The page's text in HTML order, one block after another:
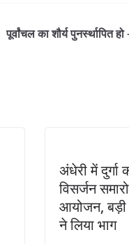
पूर्वांचल का शौर्य पुनर्स्थापित
अंधेरी में दुर्गा
विसर्जन
आयोजन, बड़ी
ने लिया भाग